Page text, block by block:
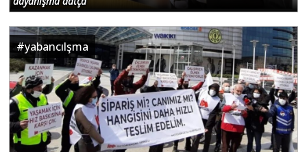
#yabancılşma